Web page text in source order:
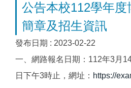
公告本校112學年
簡章及招生資訊
發布日期 : 2023-02-22
一、網路報名日期：112年3月
日下午3時止，網址： https://